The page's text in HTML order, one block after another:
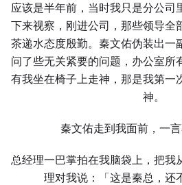
应该是半年前，当时我只是分公司
下来视察，刚进公司，那些领导全
茶递水态度殷勤。秦文佑伪装出一
问了些无关紧要的问题，办公室所
有我坐在椅子上走神，那是我第一
神。
秦文佑走到我面前，一言
总经理一巴掌拍在我脑袋上，把我
理对我说：「这是秦总，还